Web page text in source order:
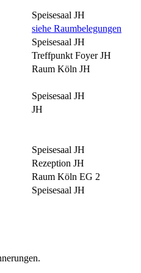
Speisesaal JH
siehe Raumbelegungen
Speisesaal JH
Treffpunkt Foyer JH
Raum Köln JH
Speisesaal JH
JH
Speisesaal JH
Rezeption JH
Raum Köln EG 2
Speisesaal JH